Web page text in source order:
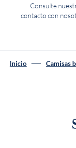
Consulte
contacto con
Inicio Camisas